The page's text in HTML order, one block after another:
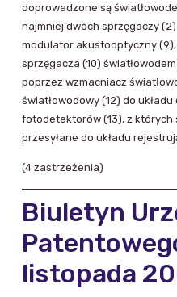
doprowadzone są
najmniej dwóch sprzęgaczy
modulator akustooptyczny
sprzęgacza (10)
poprzez wzmacniacz
światłowodowy (12) do
fotodetektorów (13), z których
przesyłane do układu
(4 zastrzeżenia)
Biuletyn
listopada